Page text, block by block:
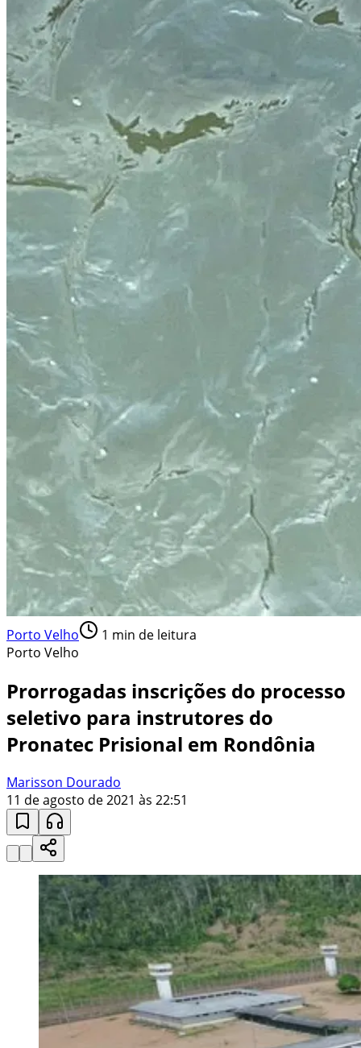
Porto Velho 1 min de leitura
Porto Velho
Prorrogadas inscrições do processo
seletivo para instrutores do
Pronatec Prisional em Rondônia
Marisson Dourado
11 de agosto de 2021 às 22:51